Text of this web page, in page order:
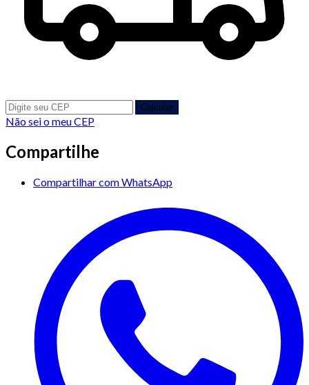
Calcular
Não sei o meu CEP
Compartilhe
Compartilhar com WhatsApp